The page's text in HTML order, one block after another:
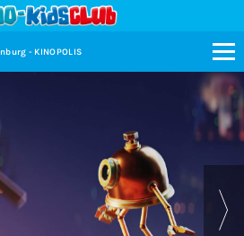
- KINOPOLIS